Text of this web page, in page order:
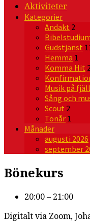
Aktiviteter
Kategorier
Andakt 2
Gudstjänst
Hemma 1
Komma Hit
Musik på
Sång och
Scout 2
Tonår 1
Månader
augusti 2026
september
Bönekurs
20:00 – 21:00
Digitalt via Zoom,